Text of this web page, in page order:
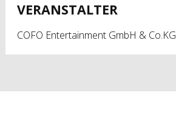
VERANSTALTER
COFO Entertainment GmbH & Co.KG